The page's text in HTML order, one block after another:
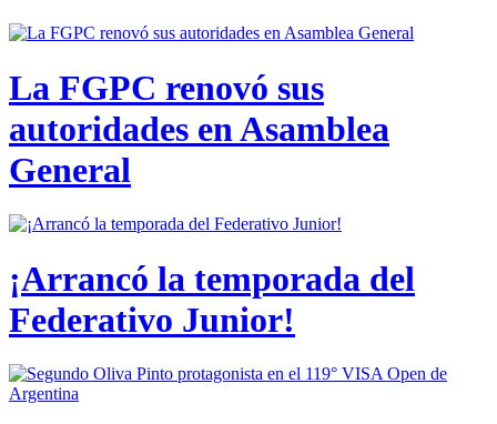
La FGPC renovó sus
autoridades en Asamblea
General
¡Arrancó la temporada del
Federativo Junior!